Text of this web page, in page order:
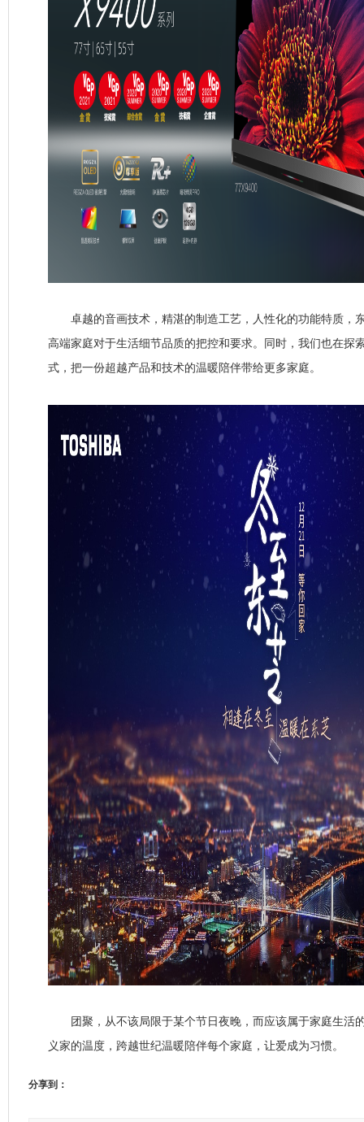
卓越的音画技术，精湛的制造工艺，人性化的功能特质，
高端家庭对于生活细节品质的把控和要求。同时，我们也在探
式，把一份超越产品和技术的温暖陪伴带给更多家庭。
团聚，从不该局限于某个节日夜晚，而应该属于家庭生活
义家的温度，跨越世纪温暖陪伴每个家庭，让爱成为习惯。
分享到：